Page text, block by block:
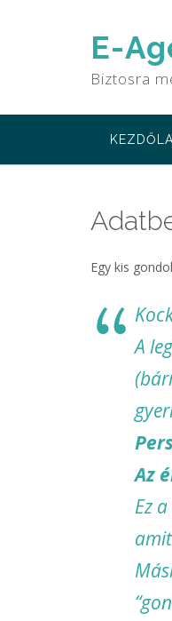
E-
Biztosra
Egy kis
A
Az
Ez